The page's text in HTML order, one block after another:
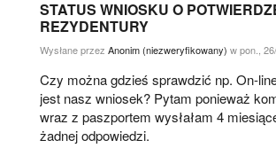
STATUS WNIOSKU O
REZYDENTURY
Wysłane przez Anonim (niezweryfikowany) w pon.,
Czy można gdzieś sprawdzić np. On-
jest nasz wniosek? Pytam ponieważ
wraz z paszportem wysłałam 4
żadnej odpowiedzi.